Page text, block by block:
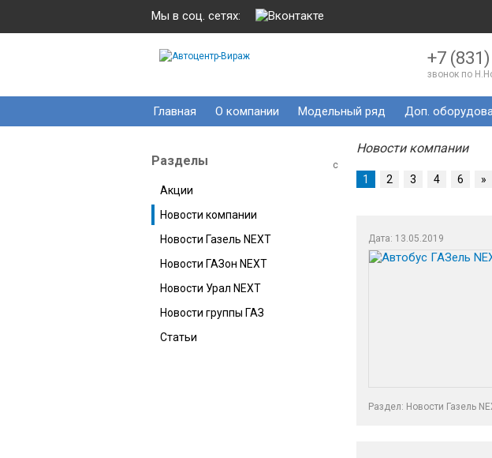
Мы в соц. сетях:
+7
звонок по
Главная О компании Модельный ряд Доп.
Новости компании
1 2 3 4 6 »
Дата: 13.05.2019
Раздел: Новости Газель
Разделы
Акции
Новости компании
Новости Газель NEXT
Новости ГАЗон NEXT
Новости Урал NEXT
Новости группы ГАЗ
Статьи
c